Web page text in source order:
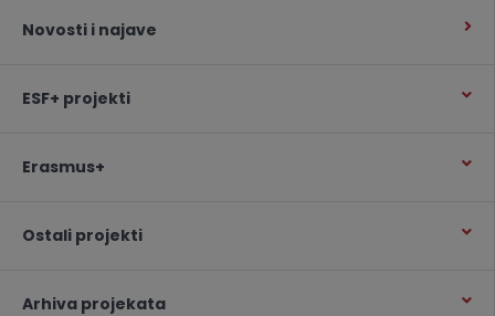
Novosti i najave
ESF+ projekti
Erasmus+
Ostali projekti
Arhiva projekata